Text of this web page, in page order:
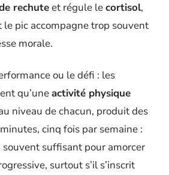
rechuteet régule lecortisol,
pic accompagne trop souvent
morale.
ou le défi : les
qu’uneactivité physique
niveau de chacun, produit des
cinq fois par semaine :
suffisant pour amorcer
surtout s’il s’inscrit